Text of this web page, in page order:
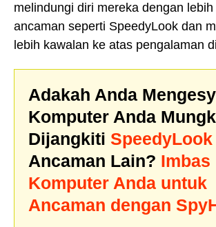
melindungi diri mereka dengan
ancaman seperti SpeedyLook dan
lebih kawalan ke atas pengalaman
Adakah Anda
Komputer Anda
Dijangkiti SpeedyLook
Ancaman Lain? Imbas
Komputer Anda untuk
Ancaman dengan